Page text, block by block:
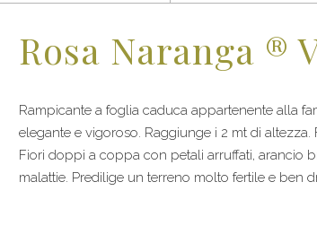
Rosa Naranga ®
Rampicante a foglia caduca appartenente alla
elegante e vigoroso. Raggiunge i 2 mt di
Fiori doppi a coppa con petali arruffati, arancio
malattie. Predilige un terreno molto fertile e ben